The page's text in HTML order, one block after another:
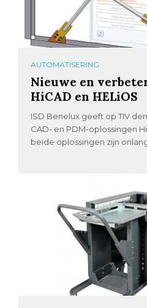
AUTOMATISERING
Nieuwe en
HiCAD en HELiOS
ISD Benelux geeft op TIV
CAD- en PDM-oplossingen
beide oplossingen zijn